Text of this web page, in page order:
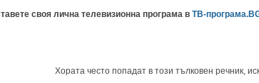
своя лична телевизионна програма в ТВ-
Хората често попадат в този тълковен речник,